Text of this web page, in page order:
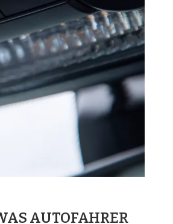
AUTOFAHRER